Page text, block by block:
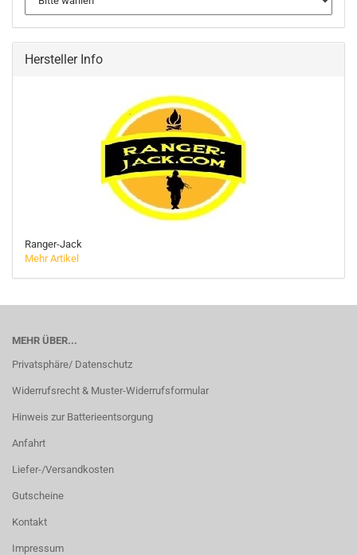
Hersteller Info
Ranger-Jack
Mehr Artikel
MEHR ÜBER...
Privatsphäre/ Datenschutz
Widerrufsrecht & Muster-Widerrufsformular
Hinweis zur Batterieentsorgung
Anfahrt
Liefer-/Versandkosten
Gutscheine
Kontakt
Impressum